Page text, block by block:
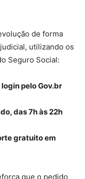
de forma
utilizando os
Seguro Social:
pelo Gov.br
das 7h às 22h
gratuito em
que o pedido